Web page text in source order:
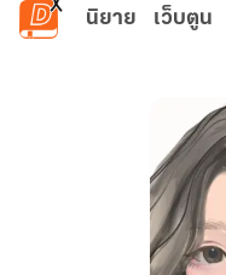
ข้ามไปยังเนื้อหาหลัก
นิยาย เว็บตูน